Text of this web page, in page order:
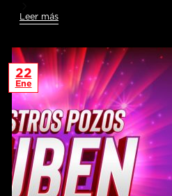
Leer más
22
Ene